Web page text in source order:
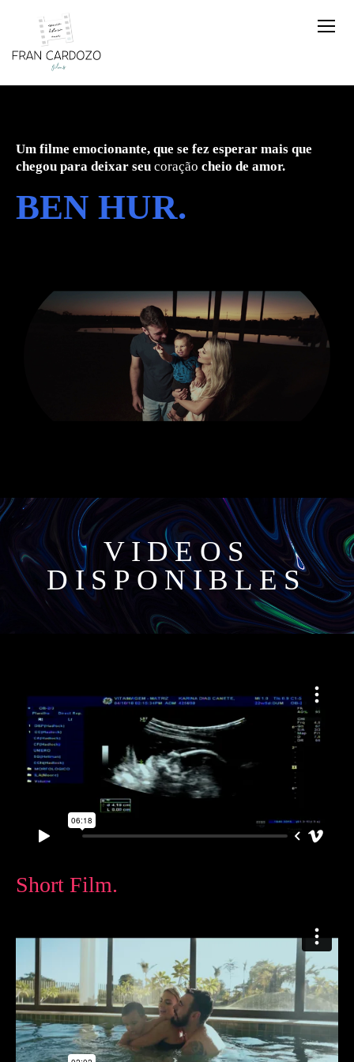
Um filme emocionante, que se fez esperar mais que
chegou para deixar seu coração cheio de amor.
BEN HUR.
VIDEOS
DISPONIBLES
Short Film.